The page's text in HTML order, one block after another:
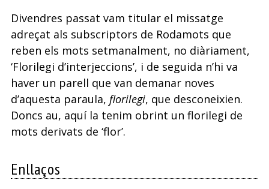
Divendres passat vam titular el missatge
adreçat als subscriptors de Rodamots que
reben els mots setmanalment, no diàriament,
‘Florilegi d’interjeccions’, i de seguida n’hi va
haver un parell que van demanar noves
d’aquesta paraula, florilegi, que desconeixien.
Doncs au, aquí la tenim obrint un florilegi de
mots derivats de ‘flor’.
Enllaços